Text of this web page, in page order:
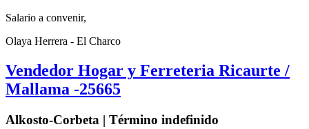
Salario a convenir,
Olaya Herrera - El Charco
Vendedor Hogar y Ferreteria Ricaurte /
Mallama -25665
Alkosto-Corbeta | Término indefinido